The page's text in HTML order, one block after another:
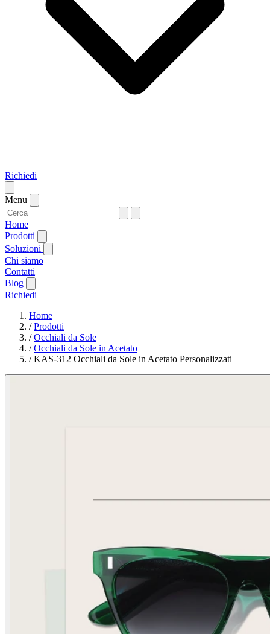
Richiedi
Menu
Home
Prodotti
Soluzioni
Chi siamo
Contatti
Blog
Richiedi
Home
/Prodotti
/Occhiali da Sole
/Occhiali da Sole in Acetato
/KAS-312 Occhiali da Sole in Acetato Personalizzati